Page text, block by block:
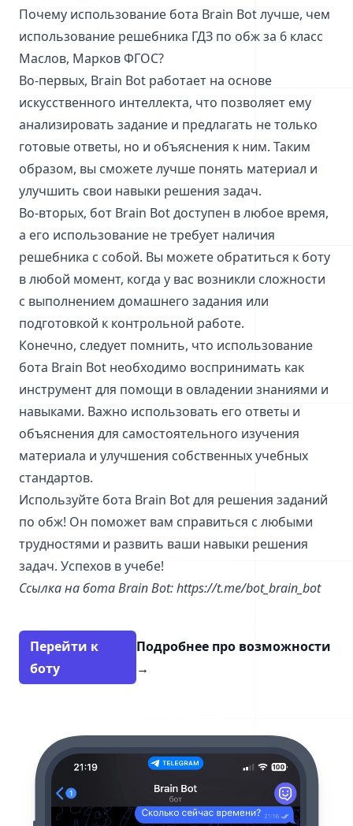
Почему использование бота Brain Bot лучше, чем
использование решебника ГДЗ по обж за 6 класс
Маслов, Марков ФГОС?
Во-первых, Brain Bot работает на основе
искусственного интеллекта, что позволяет ему
анализировать задание и предлагать не только
готовые ответы, но и объяснения к ним. Таким
образом, вы сможете лучше понять материал и
улучшить свои навыки решения задач.
Во-вторых, бот Brain Bot доступен в любое время,
а его использование не требует наличия
решебника с собой. Вы можете обратиться к боту
в любой момент, когда у вас возникли сложности
с выполнением домашнего задания или
подготовкой к контрольной работе.
Конечно, следует помнить, что использование
бота Brain Bot необходимо воспринимать как
инструмент для помощи в овладении знаниями и
навыками. Важно использовать его ответы и
объяснения для самостоятельного изучения
материала и улучшения собственных учебных
стандартов.
Используйте бота Brain Bot для решения заданий
по обж! Он поможет вам справиться с любыми
трудностями и развить ваши навыки решения
задач. Успехов в учебе!
Ссылка на бота Brain Bot:https://t.me/bot_brain_bot
Перейти к
боту
Подробнее про возможности
→